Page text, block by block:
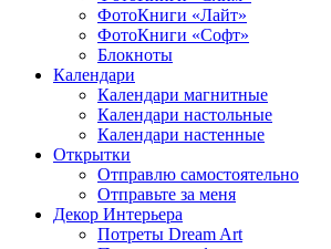
ФотоКниги «Лайт»
ФотоКниги «Софт»
Блокноты
Календари
Календари магнитные
Календари настольные
Календари настенные
Открытки
Отправлю самостоятельно
Отправьте за меня
Декор Интерьера
Потреты Dream Art